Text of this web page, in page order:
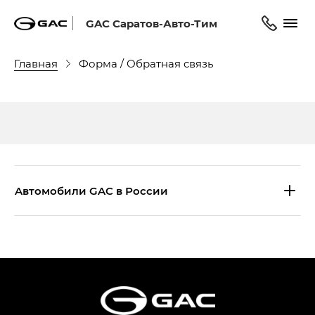
GAC Саратов-Авто-Тим
Главная Форма / Обратная связь
Aвтомобили GAC в России
Эс Икс ПРЕМИУМ — SX PREMIUM
S7 — Эс 7 (S7) в комплектациях
Эс Икс ПРЕМИУМ — SX PREMIUM, Эс Тэ — ST